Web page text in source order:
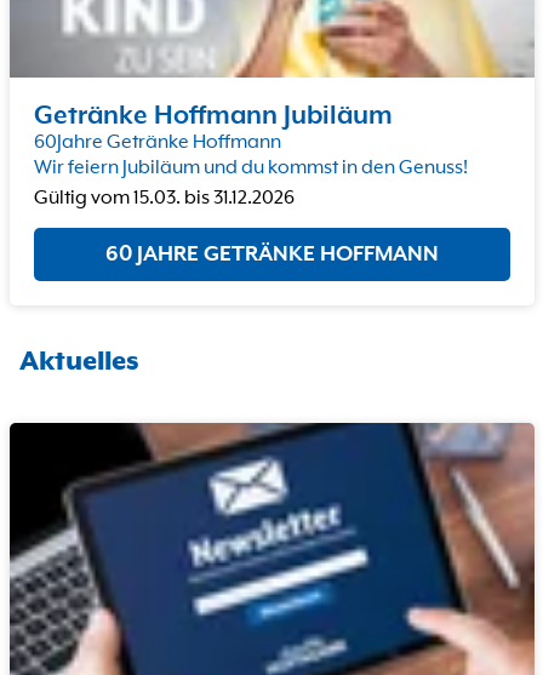
Getränke Hoffmann Jubiläum
60Jahre Getränke Hoffmann
Wir feiern Jubiläum und du kommst in den Genuss!
Gültig vom15.03. bis31.12.2026
60 JAHRE GETRÄNKE HOFFMANN
Aktuelles